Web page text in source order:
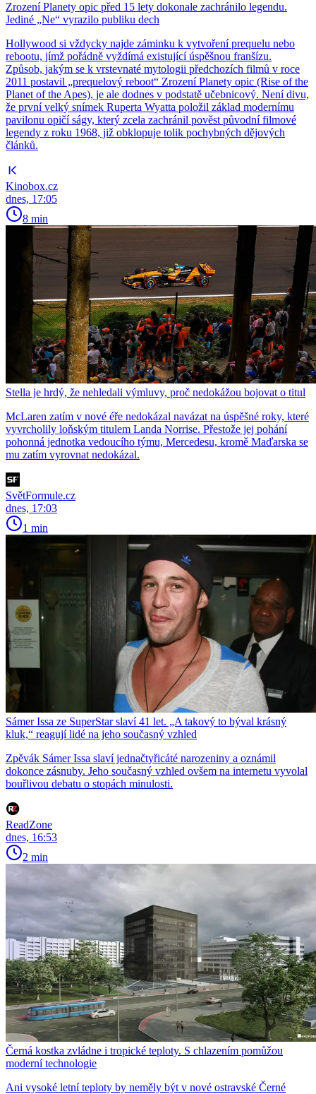
Zrození Planety opic před 15 lety dokonale zachránilo legendu.
Jediné „Ne“ vyrazilo publiku dech
Hollywood si vždycky najde záminku k vytvoření prequelu nebo
rebootu, jímž pořádně vyždímá existující úspěšnou franšízu.
Způsob, jakým se k vrstevnaté mytologii předchozích filmů v roce
2011 postavil „prequelový reboot“ Zrození Planety opic (Rise of the
Planet of the Apes), je ale dodnes v podstatě učebnicový. Není divu,
že první velký snímek Ruperta Wyatta položil základ modernímu
pavilonu opičí ságy, který zcela zachránil pověst původní filmové
legendy z roku 1968, již obklopuje tolik pochybných dějových
článků.
Kinobox.cz
dnes, 17:05
8 min
Stella je hrdý, že nehledali výmluvy, proč nedokážou bojovat o titul
McLaren zatím v nové éře nedokázal navázat na úspěšné roky, které
vyvrcholily loňským titulem Landa Norrise. Přestože jej pohání
pohonná jednotka vedoucího týmu, Mercedesu, kromě Maďarska se
mu zatím vyrovnat nedokázal.
SvětFormule.cz
dnes, 17:03
1 min
Sámer Issa ze SuperStar slaví 41 let. „A takový to býval krásný
kluk,“ reagují lidé na jeho současný vzhled
Zpěvák Sámer Issa slaví jednačtyřicáté narozeniny a oznámil
dokonce zásnuby. Jeho současný vzhled ovšem na internetu vyvolal
bouřlivou debatu o stopách minulosti.
ReadZone
dnes, 16:53
2 min
Černá kostka zvládne i tropické teploty. S chlazením pomůžou
moderní technologie
Ani vysoké letní teploty by neměly být v nové ostravské Černé